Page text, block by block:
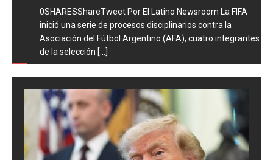
0SHARESShareTweet Por El Latino Newsroom La FIFA
inició una serie de procesos disciplinarios contra la
Asociación del Fútbol Argentino (AFA), cuatro integrantes
de la selección[...]